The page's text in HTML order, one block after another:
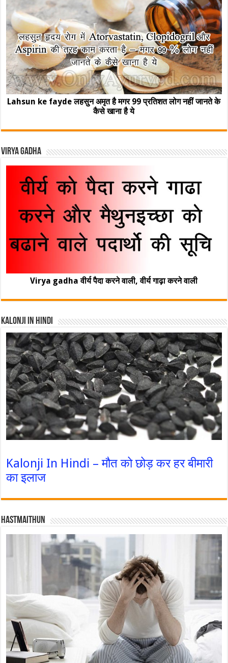
Lahsun ke fayde लहसुन अमृत है मगर 99 प्रतिशत लोग नहीं जानते के
कैसे खाना है ये
Virya Gadha
Virya gadha वीर्य पैदा करने वाली, वीर्य गाढ़ा करने वाली
Kalonji In Hindi
Kalonji In Hindi – मौत को छोड़ कर हर बीमारी
का इलाज
Hastmaithun